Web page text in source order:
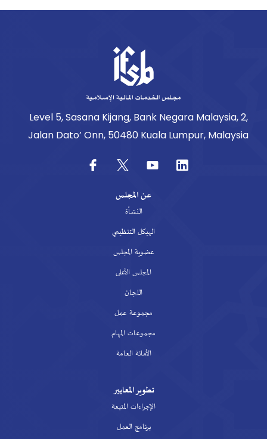
Level 5, Sasana Kijang, Bank Negara Malaysia, 2,
Jalan Dato’ Onn, 50480 Kuala Lumpur, Malaysia
عن المجلس
النشأة
الهيكل التنظيمي
عضوية المجلس
المجلس الأعلى
اللجان
مجموعة عمل
مجموعات المهام
الأمانة العامة
تطوير المعايير
الإجراءات المتبعة
برنامج العمل